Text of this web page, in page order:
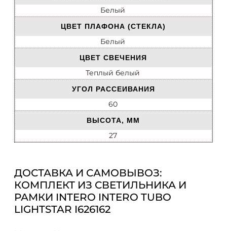
Белый
ЦВЕТ ПЛАФОНА (СТЕКЛА)
Белый
ЦВЕТ СВЕЧЕНИЯ
Теплый белый
УГОЛ РАССЕИВАНИЯ
60
ВЫСОТА, ММ
27
ДОСТАВКА И САМОВЫВОЗ:
КОМПЛЕКТ ИЗ СВЕТИЛЬНИКА И
РАМКИ INTERO INTERO TUBO
LIGHTSTAR I626162